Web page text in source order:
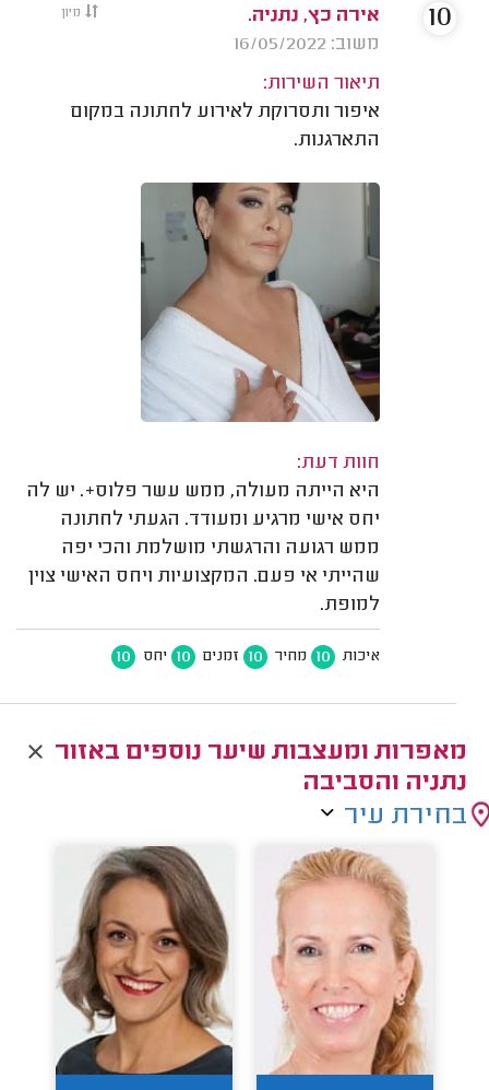
מיון
אירה כץ, נתניה.
משוב: 16/05/2022
תיאור השירות:
איפור ותסרוקת לאירוע לחתונה במקום
התארגנות.
חוות דעת:
היא הייתה מעולה, ממש עשר פלוס+. יש לה
יחס אישי מרגיע ומעודד. הגעתי לחתונה
ממש רגועה והרגשתי מושלמת והכי יפה
שהייתי אי פעם. המקצועיות ויחס האישי צוין
למופת.
איכות 10 מחיר 10 זמנים 10 יחס 10
10
מאפרות ומעצבות שיער נוספים באזור
נתניה והסביבה
בחירת עיר